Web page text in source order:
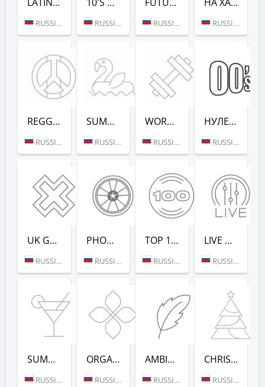
RUSSIA (MOSCOW) RUSSIA (MOSCOW) RUSSIA (MOSCOW) RUSSIA (MOSCOW)
REGGAE - РАДИО РЕКОРД
RUSSIA (MOSCOW)
SUMMER LOUNGE - РАДИО РЕКОРД
RUSSIA (MOSCOW)
WORKOUT - РАДИО РЕКОРД
RUSSIA (MOSCOW)
НУЛЕВЫХ (РАДИО РЕКОРД)
RUSSIA (SAINT PETERSBURG)
UK GARAGE (РАДИО РЕКОРД)
RUSSIA (MOSCOW)
PHONK (РАДИО РЕКОРД)
RUSSIA (MOSCOW)
TOP 100 EDM (РАДИО РЕКОРД)
RUSSIA (MOSCOW)
LIVE DJ-SETS (РАДИО РЕКОРД)
RUSSIA (MOSCOW)
SUMMER DANCE (РАДИО РЕКОРД)
RUSSIA (MOSCOW)
ORGANIC (РАДИО РЕКОРД)
RUSSIA (MOSCOW)
AMBIENT (РАДИО РЕКОРД)
RUSSIA (MOSCOW)
CHRISTMAS (РАДИО РЕКОРД)
RUSSIA (MOSCOW)